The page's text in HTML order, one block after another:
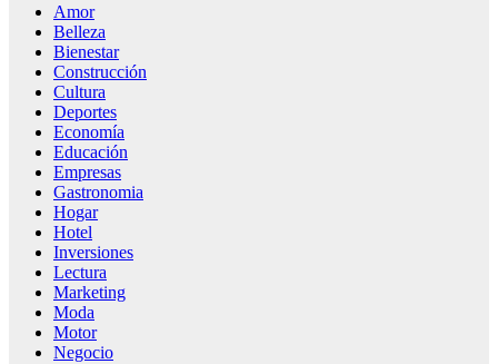
Amor
Belleza
Bienestar
Construcción
Cultura
Deportes
Economía
Educación
Empresas
Gastronomia
Hogar
Hotel
Inversiones
Lectura
Marketing
Moda
Motor
Negocio